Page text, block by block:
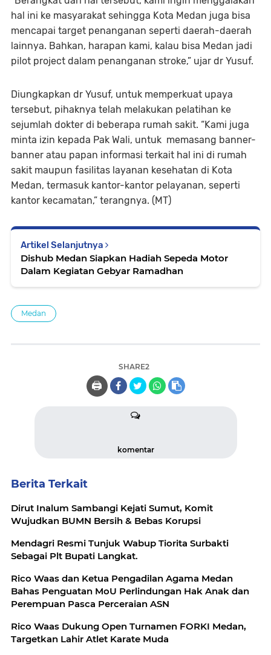
hal ini ke masyarakat sehingga Kota Medan juga bisa
mencapai target penanganan seperti daerah-daerah
lainnya. Bahkan, harapan kami, kalau bisa Medan jadi
pilot project dalam penanganan stroke,” ujar dr Yusuf.
Diungkapkan dr Yusuf, untuk memperkuat upaya
tersebut, pihaknya telah melakukan pelatihan ke
sejumlah dokter di beberapa rumah sakit. “Kami juga
minta izin kepada Pak Wali, untuk memasang banner-
banner atau papan informasi terkait hal ini di rumah
sakit maupun fasilitas layanan kesehatan di Kota
Medan, termasuk kantor-kantor pelayanan, seperti
kantor kecamatan,” terangnya. (MT)
Artikel Selanjutnya
Dishub Medan Siapkan Hadiah Sepeda Motor
Dalam Kegiatan Gebyar Ramadhan
Medan
SHARE2
🖨️
komentar
Berita Terkait
Dirut Inalum Sambangi Kejati Sumut, Komit
Wujudkan BUMN Bersih & Bebas Korupsi
Mendagri Resmi Tunjuk Wabup Tiorita Surbakti
Sebagai Plt Bupati Langkat.
Rico Waas dan Ketua Pengadilan Agama Medan
Bahas Penguatan MoU Perlindungan Hak Anak dan
Perempuan Pasca Perceraian ASN
Rico Waas Dukung Open Turnamen FORKI Medan,
Targetkan Lahir Atlet Karate Muda